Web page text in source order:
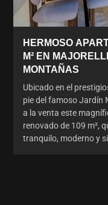
HERMOSO
M² EN
MONTAÑAS
Ubicado en el
pie del famoso Jardín
a la venta este
renovado de 109 m²,
tranquilo, moderno y